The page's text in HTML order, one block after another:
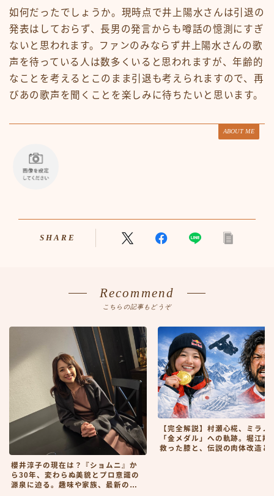
如何だったでしょうか。現時点で井上陽水さんは引退の
発表はしておらず、長男の発言からも噂話の憶測にすぎ
ないと思われます。ファンのみならず井上陽水さんの歌
声を待っている人は数多くいると思われますが、年齢的
なことを考えるとこのまま引退も考えられますので、再
びあの歌声を聞くことを楽しみに待ちたいと思います。
ABOUT ME
SHARE
Recommend
こちらの記事もどうぞ
櫻井淳子の現在は？『ショムニ』か
ら30年、変わらぬ美貌とプロ意識の
源泉に迫る。趣味や家族、最新の活
【完全解説】村瀬心椛、ミラノ
「金メダル」への軌跡。堀江翔
救った膝と、伝説の肉体改造と